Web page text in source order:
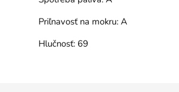
Priľnavosť na mokru:A
Hlučnosť:69